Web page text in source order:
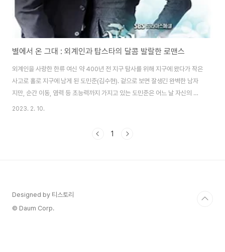
별에서 온 그대 : 외계인과 탑스타의 달콤 발랄한 로맨스
외계인을 사랑한 한류 여신 약 400년 전 지구 탐사를 위해 지구에 왔다가 작은
사고로 홀로 지구에 남게 된 도민준(김수현). 겉으로 보면 잘생긴 완벽한 남자
지만, 순간 이동, 염력 등 초능력까지 가지고 있는 도민준은 어느 날 자신의 옆
집에 사는 한 여자와 엘리베이터에서 마주치게 되는데, 그녀는 바로 한류 여신
우연히 마주친 자신을 몰라보는 도민준이 당황스럽다. 천송이를 어려서부터 짝
2023. 2. 10.
1
Designed by 티스토리
© Daum Corp.